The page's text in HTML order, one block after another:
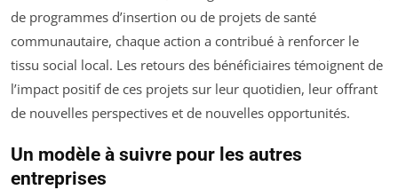
de programmes d’insertion ou de projets de santé
communautaire, chaque action a contribué à renforcer le
tissu social local. Les retours des bénéficiaires témoignent de
l’impact positif de ces projets sur leur quotidien, leur offrant
de nouvelles perspectives et de nouvelles opportunités.
Un modèle à suivre pour les autres
entreprises